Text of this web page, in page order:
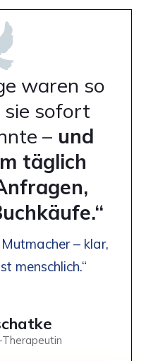
waren so
sie sofort
– und
täglich
– klar,
menschlich.“